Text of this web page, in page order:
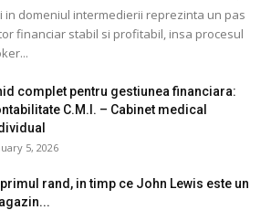
in domeniul intermedierii reprezinta un pas
financiar stabil si profitabil, insa procesul
complet pentru gestiunea financiara:
C.M.I. – Cabinet medical
5, 2026
primul rand, in timp ce John Lewis este un